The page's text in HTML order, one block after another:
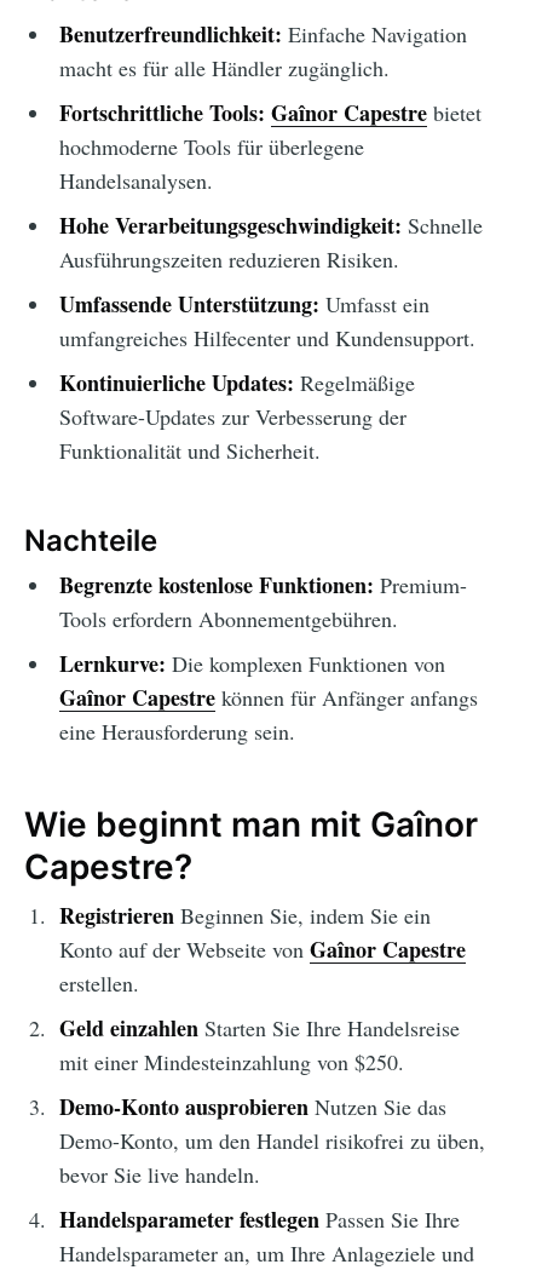
Benutzerfreundlichkeit: Einfache Navigation
macht es für alle Händler zugänglich.
Fortschrittliche Tools: Gaînor Capestrebietet
hochmoderne Tools für überlegene
Handelsanalysen.
Hohe Verarbeitungsgeschwindigkeit: Schnelle
Ausführungszeiten reduzieren Risiken.
Umfassende Unterstützung: Umfasst ein
umfangreiches Hilfecenter und Kundensupport.
Kontinuierliche Updates: Regelmäßige
Software-Updates zur Verbesserung der
Funktionalität und Sicherheit.
Nachteile
Begrenzte kostenlose Funktionen: Premium-
Tools erfordern Abonnementgebühren.
Lernkurve: Die komplexen Funktionen von
Gaînor Capestrekönnen für Anfänger anfangs
eine Herausforderung sein.
Wie beginnt man mit Gaînor
Capestre?
RegistrierenBeginnen Sie, indem Sie ein
Konto auf der Webseite von Gaînor Capestre
erstellen.
Geld einzahlenStarten Sie Ihre Handelsreise
mit einer Mindesteinzahlung von $250.
Demo-Konto ausprobierenNutzen Sie das
Demo-Konto, um den Handel risikofrei zu üben,
bevor Sie live handeln.
Handelsparameter festlegenPassen Sie Ihre
Handelsparameter an, um Ihre Anlageziele und